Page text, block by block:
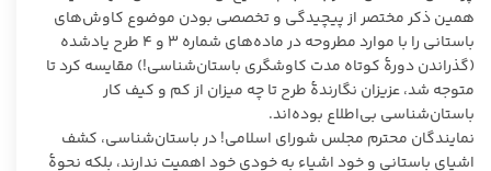
همین ذکر مختصر از پیچیدگی و تخصصی بودن موضوع کاوش‌های
باستانی را با موارد مطروحه در ماده‌های شماره ۳ و ۴ طرح یادشده
(گذراندن دورۀ کوتاه مدت کاوشگری باستان‌شناسی!) مقایسه کرد تا
متوجه شد، عزیزان نگارندۀ طرح تا چه میزان از کم و کیف کار
باستان‌شناسی بی‌اطلاع بوده‌اند.
نمایندگان محترم مجلس شورای اسلامی! در باستان‌شناسی، کشف
اشیای باستانی و خود اشیاء به خودی خود اهمیت ندارند، بلکه نحوۀ